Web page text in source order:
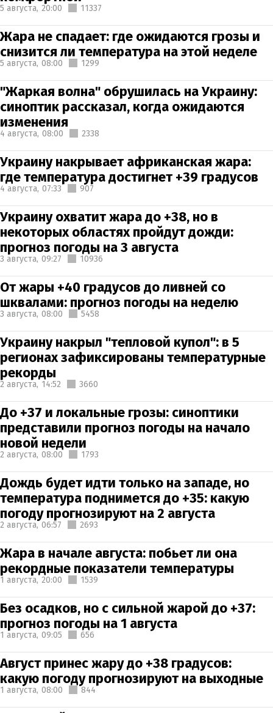
5 августа, 20:00 11337
Жара не спадает: где ожидаются грозы и
снизится ли температура на этой неделе
5 августа, 08:00 1299
"Жаркая волна" обрушилась на Украину:
синоптик рассказал, когда ожидаются
изменения
4 августа, 08:00 2338
Украину накрывает африканская жара:
где температура достигнет +39 градусов
4 августа, 07:33 907
Украину охватит жара до +38, но в
некоторых областях пройдут дожди:
прогноз погоды на 3 августа
3 августа, 09:27 10936
От жары +40 градусов до ливней со
шквалами: прогноз погоды на неделю
3 августа, 08:00 5458
Украину накрыл "тепловой купол": в 5
регионах зафиксированы температурные
рекорды
2 августа, 14:52 3660
До +37 и локальные грозы: синоптики
представили прогноз погоды на начало
новой недели
2 августа, 08:00 1793
Дождь будет идти только на западе, но
температура поднимется до +35: какую
погоду прогнозируют на 2 августа
2 августа, 06:57 2693
Жара в начале августа: побьет ли она
рекордные показатели температуры
1 августа, 20:00 1539
Без осадков, но с сильной жарой до +37:
прогноз погоды на 1 августа
1 августа, 09:05 656
Август принес жару до +38 градусов:
какую погоду прогнозируют на выходные
1 августа, 08:00 844